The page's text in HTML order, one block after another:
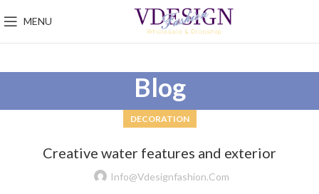
MENU
Blog
DECORATION
Creative water features and exterior
Info@vdesignfashion.com